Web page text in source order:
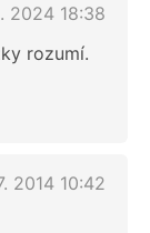
2024 18:38
rozumí.
2014 10:42